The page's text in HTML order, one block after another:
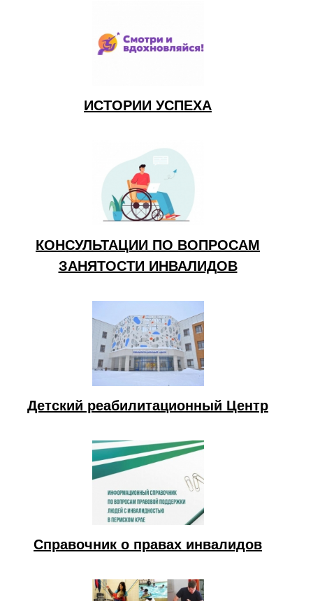
ИСТОРИИ УСПЕХА
КОНСУЛЬТАЦИИ ПО ВОПРОСАМ
ЗАНЯТОСТИ ИНВАЛИДОВ
Детский реабилитационный Центр
Справочник о правах инвалидов